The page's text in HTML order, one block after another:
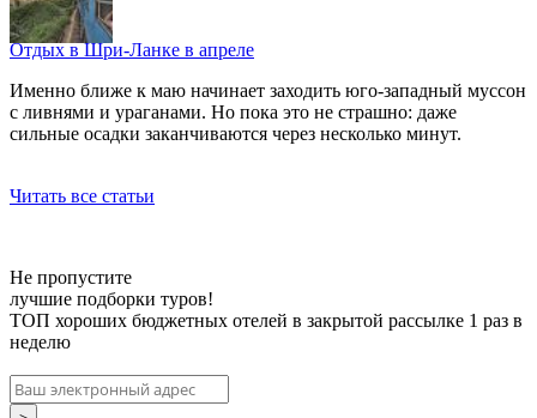
Отдых в Шри-Ланке в апреле
Именно ближе к маю начинает заходить юго-западный муссон
с ливнями и ураганами. Но пока это не страшно: даже
сильные осадки заканчиваются через несколько минут.
Читать все статьи
Не пропустите
лучшие подборки туров!
ТОП хороших бюджетных отелей в закрытой рассылке 1 раз в
неделю